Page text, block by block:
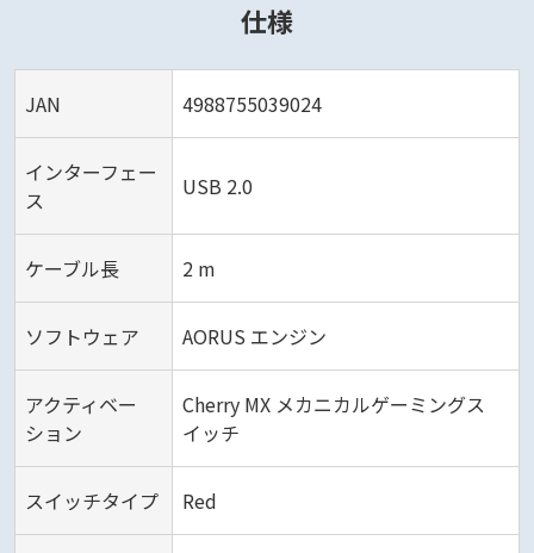
仕様
JAN 4988755039024
インターフェー
ス
USB 2.0
ケーブル長 2 m
ソフトウェア AORUS エンジン
アクティベー
ション
Cherry MX メカニカルゲーミングス
イッチ
スイッチタイプ Red